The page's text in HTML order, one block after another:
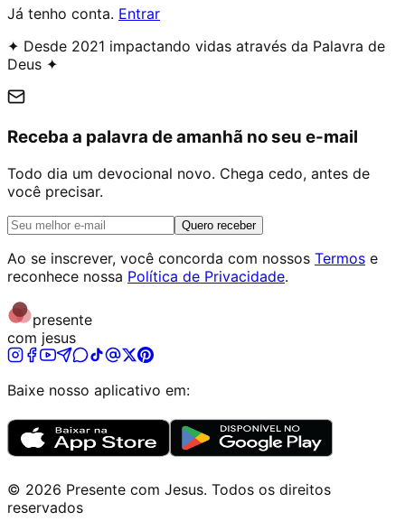
Já tenho conta. Entrar
✦ Desde 2021 impactando vidas através da Palavra de
Deus ✦
Receba a palavra de amanhã no seu e-mail
Todo dia um devocional novo. Chega cedo, antes de
você precisar.
Quero receber
Ao se inscrever, você concorda com nossos Termos e
reconhece nossa Política de Privacidade.
presente
com jesus
Baixe nosso aplicativo em:
© 2026 Presente com Jesus. Todos os direitos
reservados